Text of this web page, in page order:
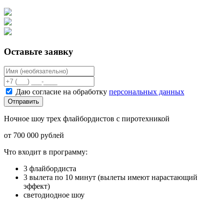
Оставьте заявку
Даю согласие на обработку персональных данных
Отправить
Ночное шоу трех флайбордистов с пиротехникой
от 700 000 рублей
Что входит в программу:
3 флайбордиста
3 вылета по 10 минут (вылеты имеют нарастающий
эффект)
светодиодное шоу